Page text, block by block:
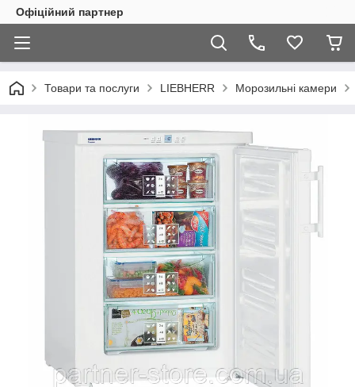
Офіційний партнер
Товари та послуги LIEBHERR Морозильні камери